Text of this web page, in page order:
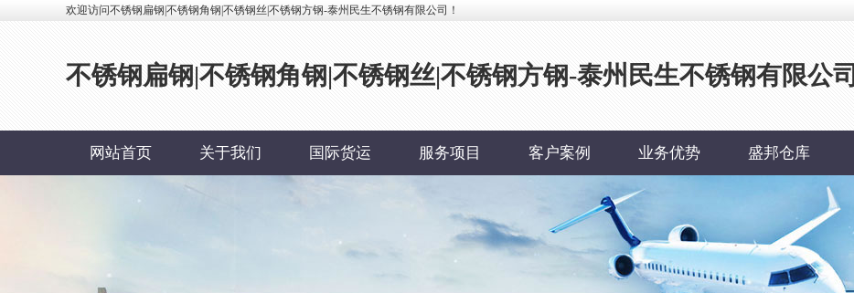
欢迎访问不锈钢扁钢|不锈钢角钢|不锈钢丝|不锈钢方钢-泰州民生不锈钢有限公司！
不锈钢扁钢|不锈钢角钢|不锈钢丝|不锈钢方钢-泰州民生不锈钢有限公司
网站首页 关于我们 国际货运 服务项目 客户案例 业务优势 盛邦仓库